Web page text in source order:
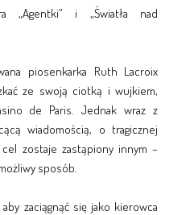
„Agentki” i „Światła nad
piosenkarka Ruth Lacroix
ze swoją ciotką i wujkiem,
de Paris. Jednak wraz z
wiadomością, o tragicznej
zostaje zastąpiony innym –
sposób.
zaciągnąć się jako kierowca